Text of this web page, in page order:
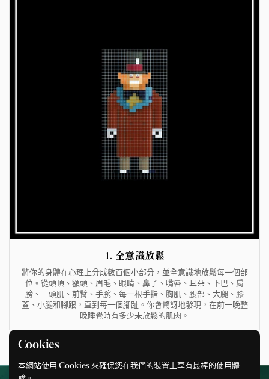
1. 全意識放鬆
將你的身體在心理上分成數百個小部分，並全意識地放鬆每一個部
位。從頭頂、額頭、眉毛、眼睛、鼻子、嘴唇、耳朵、下巴、肩
膀、三頭肌、前臂、手腕、每一根手指、胸肌、腰部、大腿、膝
蓋、小腿和腳跟，直到每一個腳趾。你會驚訝地發現，在前一晚整
晚睡覺時有多少未放鬆的肌肉。
Cookies
本網站使用 Cookies 來確保您在我們的裝置上享有最棒的使用體